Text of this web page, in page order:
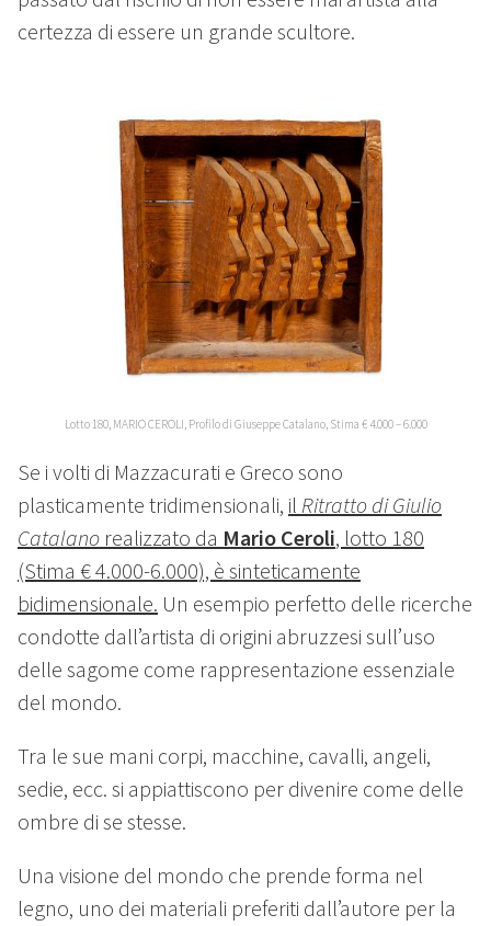
certezza di essere un grande scultore.
Lotto 180, MARIO CEROLI, Profilo di Giuseppe Catalano, Stima € 4.000 – 6.000
Se i volti di Mazzacurati e Greco sono
plasticamente tridimensionali, il Ritratto di Giulio
Catalano realizzato da Mario Ceroli, lotto 180
(Stima € 4.000-6.000), è sinteticamente
bidimensionale. Un esempio perfetto delle ricerche
condotte dall’artista di origini abruzzesi sull’uso
delle sagome come rappresentazione essenziale
del mondo.
Tra le sue mani corpi, macchine, cavalli, angeli,
sedie, ecc. si appiattiscono per divenire come delle
ombre di se stesse.
Una visione del mondo che prende forma nel
legno, uno dei materiali preferiti dall’autore per la